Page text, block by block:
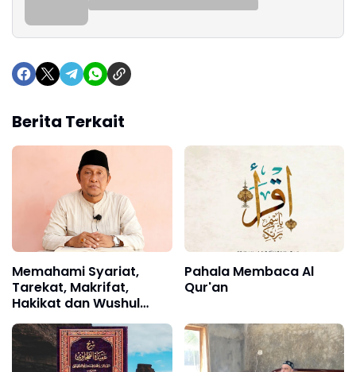
Berita Terkait
Memahami Syariat,
Tarekat, Makrifat,
Hakikat dan Wushul
Ilallah
Pahala Membaca Al
Qur'an